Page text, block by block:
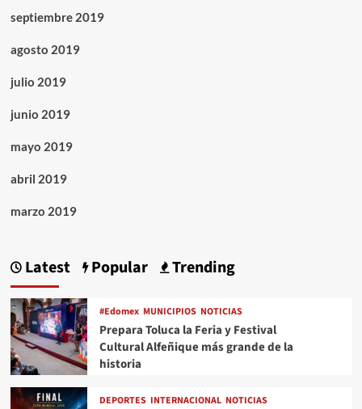
septiembre 2019
agosto 2019
julio 2019
junio 2019
mayo 2019
abril 2019
marzo 2019
Latest Popular Trending
#Edomex MUNICIPIOS NOTICIAS
Prepara Toluca la Feria y Festival
Cultural Alfeñique más grande de la
historia
DEPORTES INTERNACIONAL NOTICIAS